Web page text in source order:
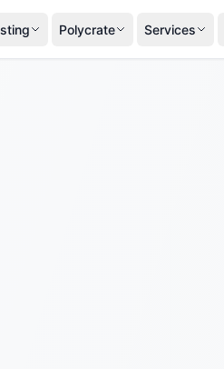
Polycrate Services